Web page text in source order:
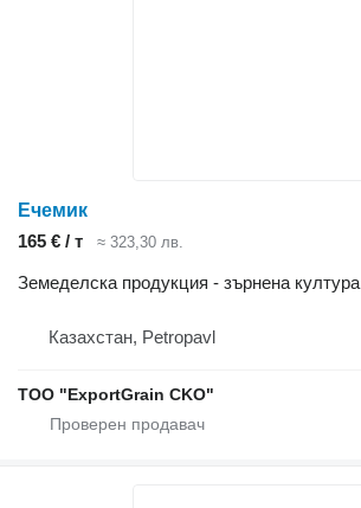
Ечемик
165 € / т
≈ 323,30 лв.
Земеделска продукция - зърнена култура
Казахстан, Petropavl
TOO "ExportGrain CKO"